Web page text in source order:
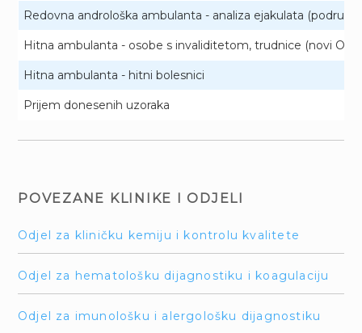
Redovna androloška ambulanta - analiza ejakulata (podrum
Hitna ambulanta - osobe s invaliditetom, trudnice (novi
Hitna ambulanta - hitni bolesnici
Prijem donesenih uzoraka
POVEZANE KLINIKE I ODJELI
Odjel za kliničku kemiju i kontrolu kvalitete
Odjel za hematološku dijagnostiku i koagulaciju
Odjel za imunološku i alergološku dijagnostiku